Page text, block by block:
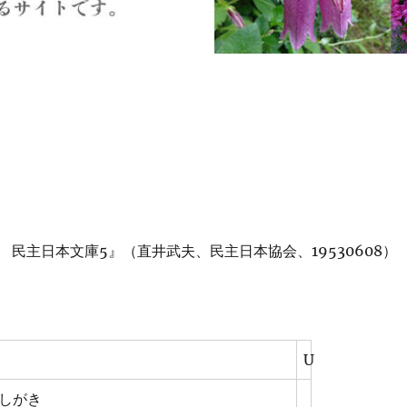
主日本文庫5』（直井武夫、民主日本協会、19530608）
U
がき